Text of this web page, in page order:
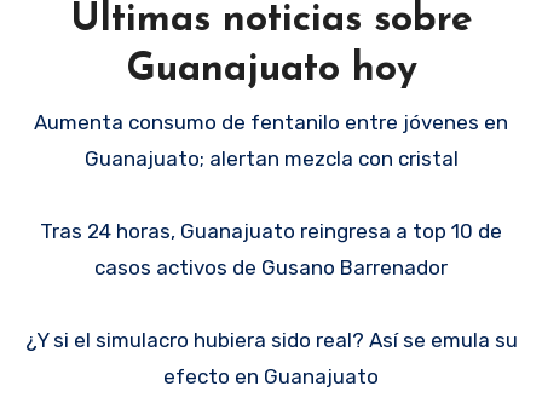
Últimas noticias sobre
Guanajuato hoy
Aumenta consumo de fentanilo entre jóvenes en
Guanajuato; alertan mezcla con cristal
Tras 24 horas, Guanajuato reingresa a top 10 de
casos activos de Gusano Barrenador
¿Y si el simulacro hubiera sido real? Así se emula su
efecto en Guanajuato